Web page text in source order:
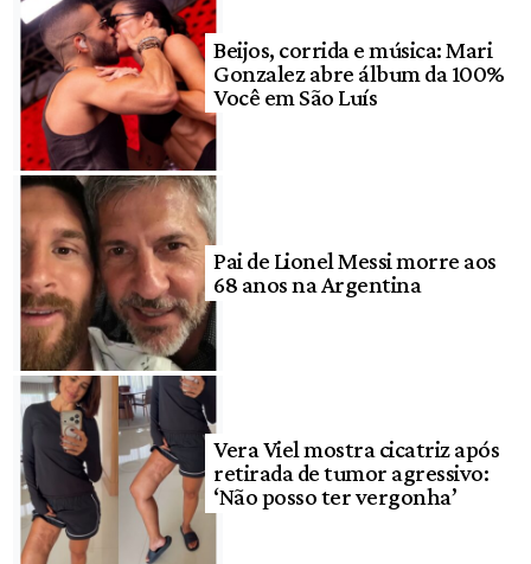
Beijos, corrida e música: Mari
Gonzalez abre álbum da 100%
Você em São Luís
Pai de Lionel Messi morre aos
68 anos na Argentina
Vera Viel mostra cicatriz após
retirada de tumor agressivo:
‘Não posso ter vergonha’